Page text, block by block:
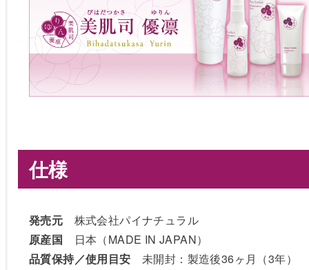
仕様
発売元 株式会社パイナチュラル
原産国 日本（MADE IN JAPAN）
品質保持／使用目安 未開封：製造後36ヶ月（3年）